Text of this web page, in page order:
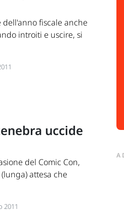
dell'anno fiscale anche
introiti e uscire, si
uccide
del Comic Con,
attesa che
2011